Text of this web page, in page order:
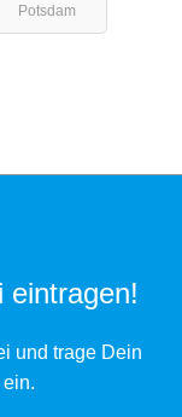
Potsdam
eintragen!
und trage Dein